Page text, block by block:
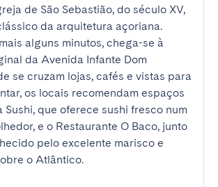
de São Sebastião, do século XV,
da arquitetura açoriana.
alguns minutos, chega-se à
da Avenida Infante Dom
se cruzam lojas, cafés e vistas para
os locais recomendam espaços
Sushi, que oferece sushi fresco num
e o Restaurante O Baco, junto
pelo excelente marisco e
o Atlântico.